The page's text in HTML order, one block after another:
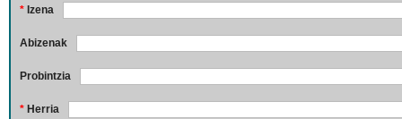
* Izena
Abizenak
Probintzia
* Herria